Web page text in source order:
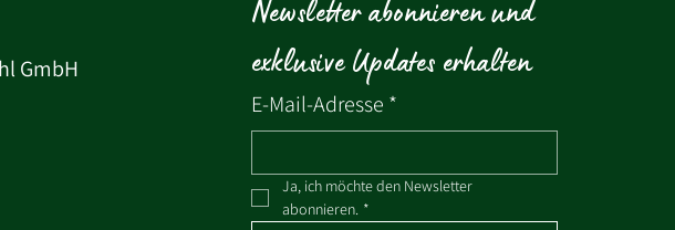
GmbH
Newsletter abonnieren und
exklusive Updates erhalten
E-Mail-Adresse *
Ja, ich möchte den Newsletter
abonnieren. *